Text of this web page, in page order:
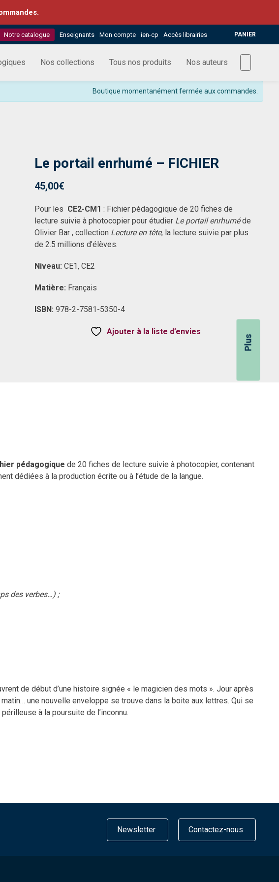
Notre catalogue Enseignants Mon compte ien-cp Accès librairies PANIER
Nos collections Tous nos produits Nos auteurs
Boutique momentanément fermée aux commandes.
Le portail enrhumé – FICHIER
45,00€
Pour les CE2-CM1 : Fichier pédagogique de 20 fiches de
lecture suivie à photocopier pour étudier Le portail enrhuméde
Olivier Bar , collection Lecture en tête, la lecture suivie par plus
de 2.5 millions d’élèves.
Niveau: CE1, CE2
Matière: Français
ISBN: 978-2-7581-5350-4
Ajouter à la liste d’envies
pédagogique de 20 fiches de lecture suivie à photocopier, contenant
dédiées à la production écrite ou à l’étude de la langue.
des verbes…) ;
de début d’une histoire signée « le magicien des mots ». Jour après
une nouvelle enveloppe se trouve dans la boite aux lettres. Qui se
à la poursuite de l’inconnu.
Newsletter Contactez-nous
Plus